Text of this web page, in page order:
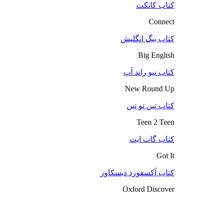
کتاب کانکت
Connect
کتاب بیگ انگلیش
Big English
کتاب نیو راند آپ
New Round Up
کتاب تین تو تین
Teen 2 Teen
کتاب گات ایت
Got It
کتاب آکسفورد دیسکاور
Oxford Discover